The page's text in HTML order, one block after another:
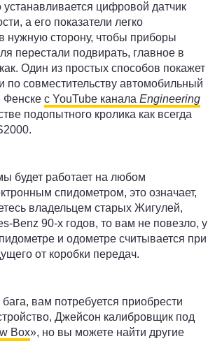
устанавливается цифровой датчик
а его показатели легко
нужную сторону, чтобы приборы
перестали подвирать, главное в
Один из простых способов покажет
по совместительству автомобильный
Фенске с YouTube канала Engineering
подопытного кролика как всегда
будет работает на любом
спидометром, это означает,
владельцем старых Жигулей,
Benz 90-х годов, то вам не повезло, у
и одометре считывается при
от коробки передач.
вам потребуется приобрести
Джейсон калибровщик под
Box», но вы можете найти другие